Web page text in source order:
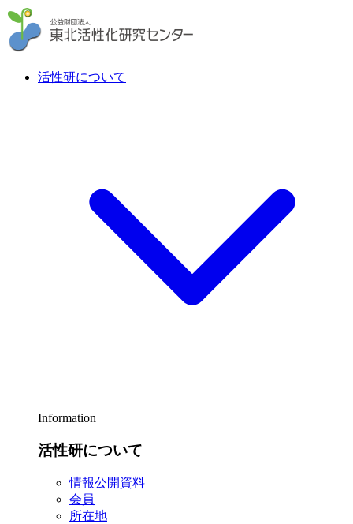
活性研について
Information
活性研について
情報公開資料
会員
所在地